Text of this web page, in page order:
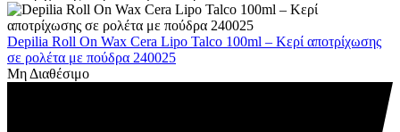
Depilia Roll On Wax Cera Lipo Talco 100ml – Kερί αποτρίχωσης
σε ρολέτα με πούδρα 240025
Μη Διαθέσιμο